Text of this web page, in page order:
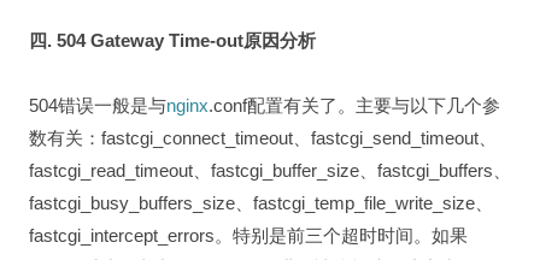
四. 504 Gateway Time-out原因分析
504错误一般是与nginx.conf配置有关了。主要与以下几个参
数有关：fastcgi_connect_timeout、fastcgi_send_timeout、
fastcgi_read_timeout、fastcgi_buffer_size、fastcgi_buffers、
fastcgi_busy_buffers_size、fastcgi_temp_file_write_size、
fastcgi_intercept_errors。特别是前三个超时时间。如果